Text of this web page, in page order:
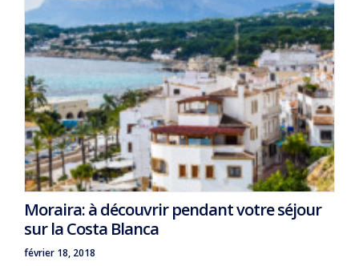
Moraira: à découvrir pendant votre séjour
sur la Costa Blanca
février 18, 2018